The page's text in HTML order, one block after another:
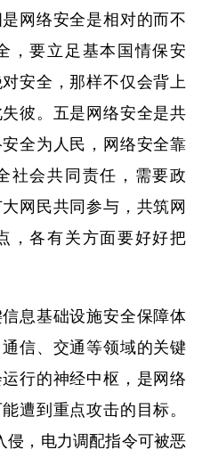
网络安全是相对的而不
，要立足基本国情保安
安全，那样不仅会背上
彼。五是网络安全是共
全为人民，网络安全靠
社会共同责任，需要政
网民共同参与，共筑网
，各有关方面要好好把
息基础设施安全保障体
信、交通等领域的关键
行的神经中枢，是网络
遭到重点攻击的目标。
侵，电力调配指令可被恶